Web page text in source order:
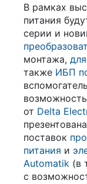
В рамках
питания
серии и
монтажа,
также ИБП
от Delta
поставок
питания и
Automatik (в
с